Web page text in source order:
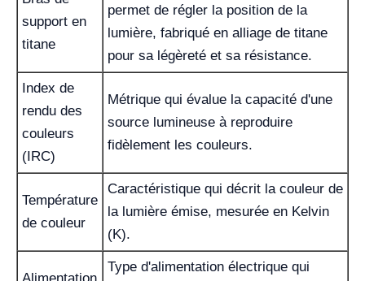
support en
titane
permet de régler la position de la
lumière, fabriqué en alliage de titane
pour sa légèreté et sa résistance.
Index de
rendu des
couleurs
(IRC)
Métrique qui évalue la capacité d'une
source lumineuse à reproduire
fidèlement les couleurs.
Température
de couleur
Caractéristique qui décrit la couleur de
la lumière émise, mesurée en Kelvin
(K).
Type d'alimentation électrique qui